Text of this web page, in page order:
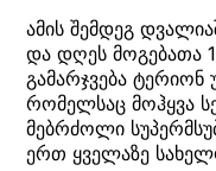
ამის შემდეგ
და დღეს მოგებათა
გამარჯვება
რომელსაც მოჰყვა
მებრძოლი
ერთ ყველაზე